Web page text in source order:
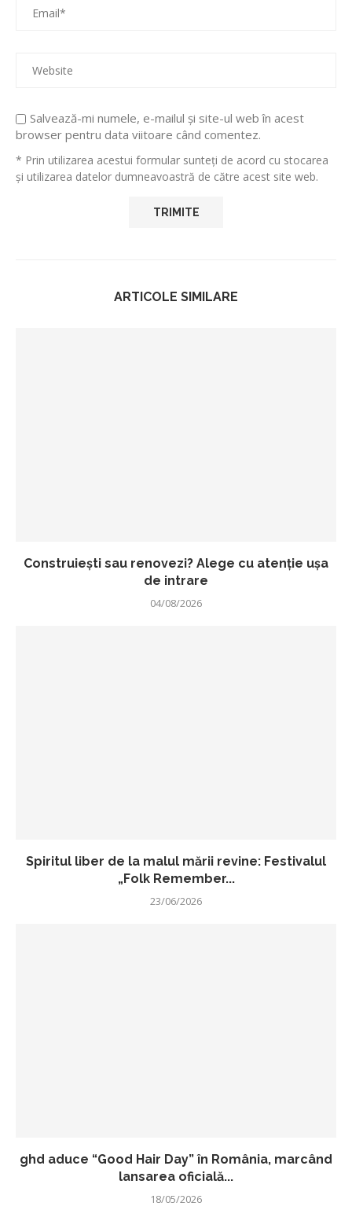
Salvează-mi numele, e-mailul și site-ul web în acest
browser pentru data viitoare când comentez.
* Prin utilizarea acestui formular sunteți de acord cu stocarea
și utilizarea datelor dumneavoastră de către acest site web.
ARTICOLE SIMILARE
Construiești sau renovezi? Alege cu atenție ușa
de intrare
04/08/2026
Spiritul liber de la malul mării revine: Festivalul
„Folk Remember...
23/06/2026
ghd aduce “Good Hair Day” în România, marcând
lansarea oficială...
18/05/2026